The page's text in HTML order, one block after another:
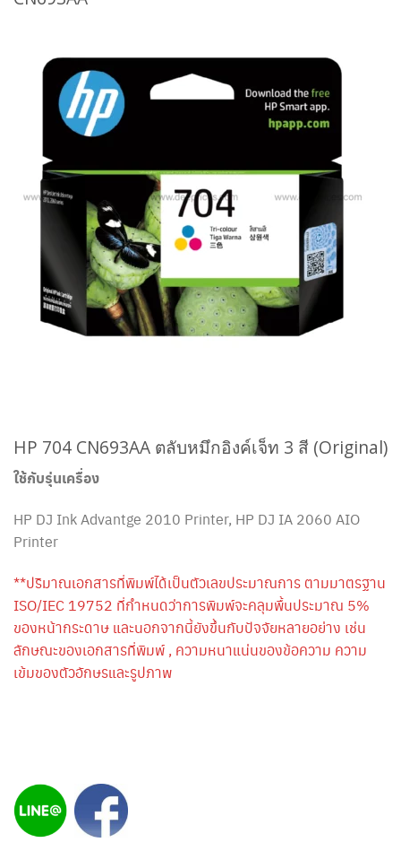
HP 704 CN693AA ตลับหมึกอิงค์เจ็ท 3 สี (Original)
ใช้กับรุ่นเครื่อง
HP DJ Ink Advantge 2010 Printer, HP DJ IA 2060 AIO
Printer
**ปริมาณเอกสารที่พิมพ์ได้เป็นตัวเลขประมาณการ ตามมาตรฐาน
ISO/IEC 19752 ที่กำหนดว่าการพิมพ์จะคลุมพื้นประมาณ 5%
ของหน้ากระดาษ และนอกจากนี้ยังขึ้นกับปัจจัยหลายอย่าง เช่น
ลักษณะของเอกสารที่พิมพ์ , ความหนาแน่นของข้อความ ความ
เข้มของตัวอักษรและรูปภาพ